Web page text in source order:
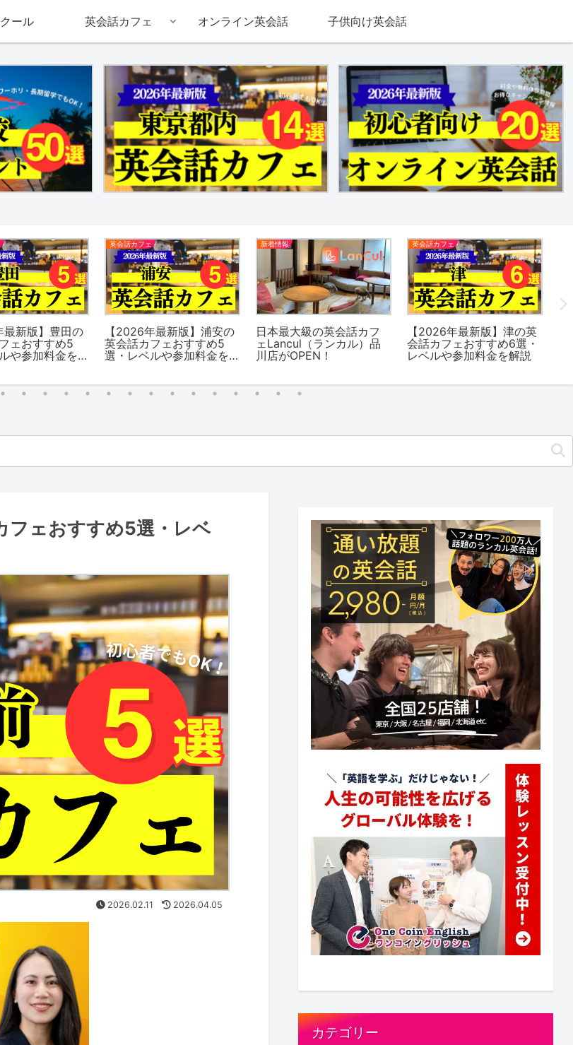
ール 英会話カフェ オンライン英会話 子供向け英会話
最新版】豊田の
ェおすすめ5
や参加料金を
英会話カフェ
【2026年最新版】浦安の
英会話カフェおすすめ5
選・レベルや参加料金を
新着情報
日本最大級の英会話カフ
ェLancul（ランカル）品
川店がOPEN！
英会話カフェ
【2026年最新版】津の英
会話カフェおすすめ6選・
レベルや参加料金を解説
フェおすすめ5選・レベ
2026.02.11 2026.04.05
カテゴリー